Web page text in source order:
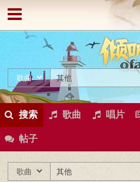
搜索 歌曲 唱片
帖子